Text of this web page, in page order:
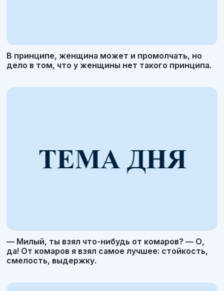
В принципе, женщина может и промолчать, но
дело в том, что у женщины нет такого принципа.
— Милый, ты взял что-нибудь от комаров? — О,
да! От комаров я взял самое лучшее: стойкость,
смелость, выдержку.